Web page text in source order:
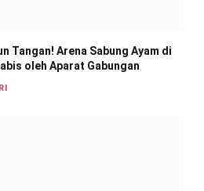
Tangan! Arena Sabung Ayam di
oleh Aparat Gabungan